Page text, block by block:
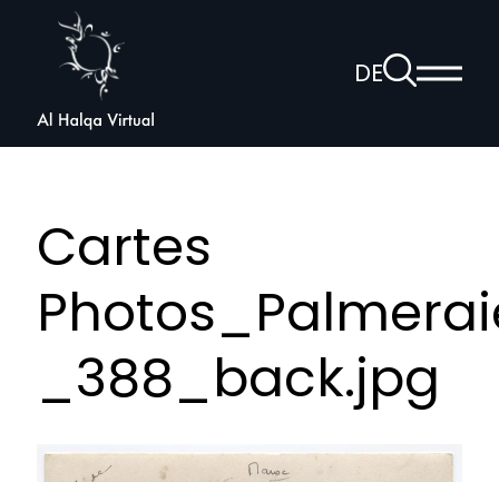
Halqa
DEZur
Suchseite
Cartes
_388_back.jpg